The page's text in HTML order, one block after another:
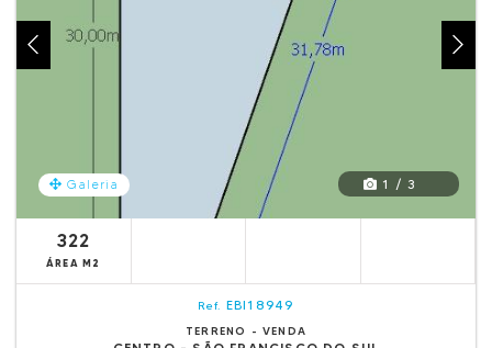
Galeria 1 / 3
322
ÁREA M2
Ref. EBI18949
TERRENO - VENDA